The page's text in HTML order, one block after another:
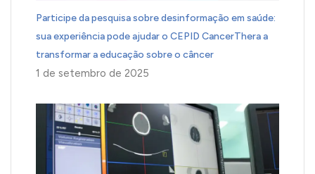
Participe da pesquisa sobre desinformação em saúde:
sua experiência pode ajudar o CEPID CancerThera a
transformar a educação sobre o câncer
1 de setembro de 2025